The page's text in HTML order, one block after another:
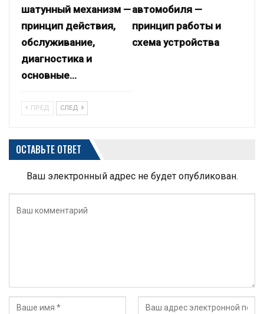
шатунный механизм —
принцип действия,
обслуживание,
диагностика и
основные…
автомобиля —
принцип работы и
схема устройства
ПРЕД СЛЕД
ОСТАВЬТЕ ОТВЕТ
Ваш электронный адрес не будет опубликован.